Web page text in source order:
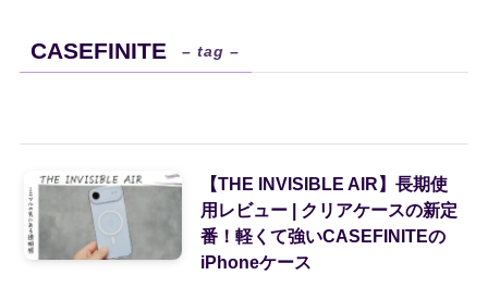
CASEFINITE – tag –
【THE INVISIBLE AIR】長期使
用レビュー | クリアケースの新定
番！軽くて強いCASEFINITEの
iPhoneケース